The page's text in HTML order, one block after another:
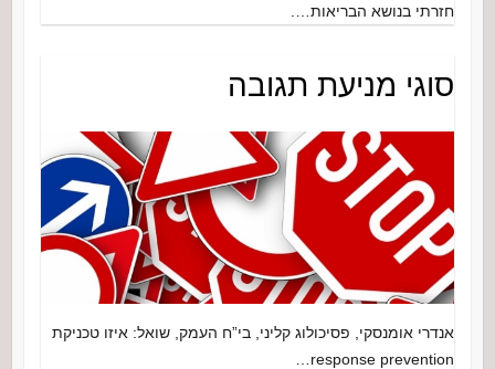
חזרתי בנושא הבריאות….
סוגי מניעת תגובה
אנדרי אומנסקי, פסיכולוג קליני, בי”ח העמק, שואל: איזו טכניקת
response prevention…